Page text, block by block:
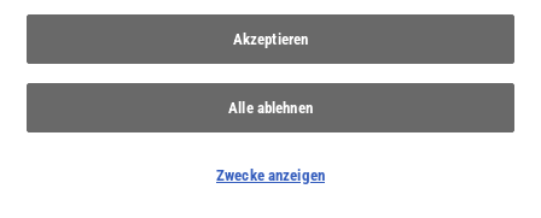
WEITERE NEUERSCHEINUNGEN
Spektrum.de-Newsletter abonnieren
JETZT ANMELDEN!
Akzeptieren
Alle ablehnen
Zwecke anzeigen